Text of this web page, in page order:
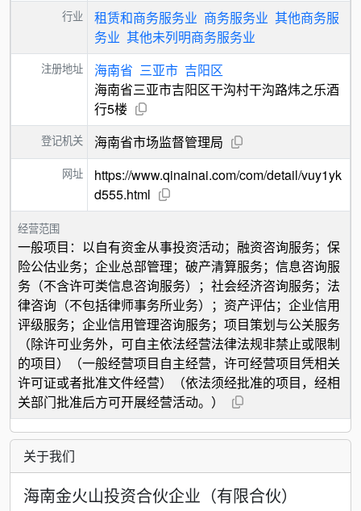
行业 租赁和商务服务业 商务服务业 其他商务服
务业 其他未列明商务服务业
注册地址 海南省 三亚市 吉阳区
海南省三亚市吉阳区干沟村干沟路炜之乐酒
行5楼
登记机关 海南省市场监督管理局
网址
https://www.qinainai.com/com/detail/vuy1yk
d555.html
经营范围
一般项目：以自有资金从事投资活动；融资咨询服务；保
险公估业务；企业总部管理；破产清算服务；信息咨询服
务（不含许可类信息咨询服务）；社会经济咨询服务；法
律咨询（不包括律师事务所业务）；资产评估；企业信用
评级服务；企业信用管理咨询服务；项目策划与公关服务
（除许可业务外，可自主依法经营法律法规非禁止或限制
的项目）（一般经营项目自主经营，许可经营项目凭相关
许可证或者批准文件经营）（依法须经批准的项目，经相
关部门批准后方可开展经营活动。）
关于我们
海南金火山投资合伙企业（有限合伙）